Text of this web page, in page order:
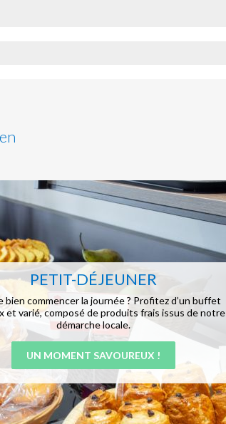
PETIT-DÉJEUNER
bien commencer la journée ? Profitez d’un buffet
et varié, composé de produits frais issus de notre
démarche locale.
UN MOMENT SAVOUREUX !